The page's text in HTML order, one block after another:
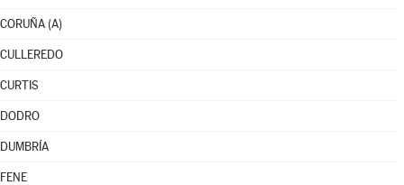
CORUÑA (A)
CULLEREDO
CURTIS
DODRO
DUMBRÍA
FENE